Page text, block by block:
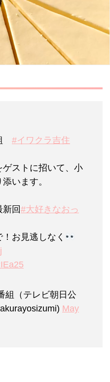
#イワクラ吉住
ストに招いて、小
います。
回#大好きなおっ
お見逃しなく
組（テレビ朝日公
May